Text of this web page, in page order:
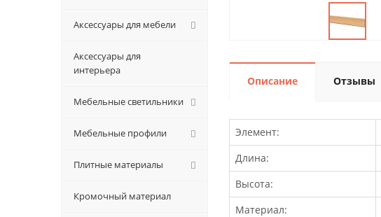
Описание Отзывы
Элемент:
Длина:
Высота:
Материал:
Аксессуары для мебели
Аксессуары для
интерьера
Мебельные светильники
Мебельные профили
Плитные материалы
Кромочный материал